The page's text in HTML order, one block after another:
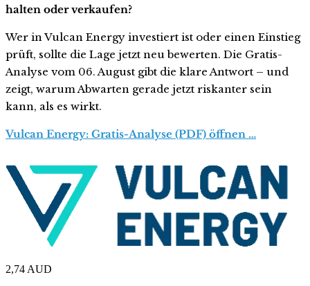
halten oder verkaufen?
Wer in Vulcan Energy investiert ist oder einen Einstieg
prüft, sollte die Lage jetzt neu bewerten. Die Gratis-
Analyse vom 06. August gibt die klare Antwort – und
zeigt, warum Abwarten gerade jetzt riskanter sein
kann, als es wirkt.
Vulcan Energy: Gratis-Analyse (PDF) öffnen …
2,74AUD